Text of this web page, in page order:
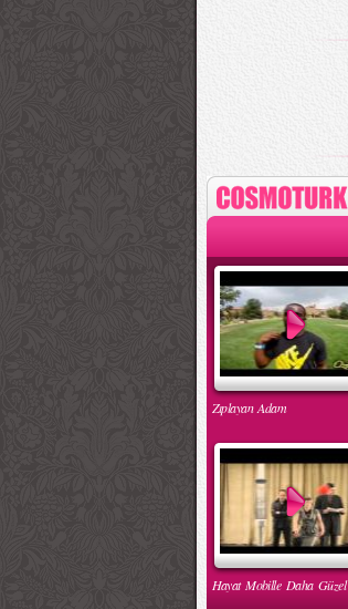
Zıplayan Adam
Hayat Mobille Daha Güzel